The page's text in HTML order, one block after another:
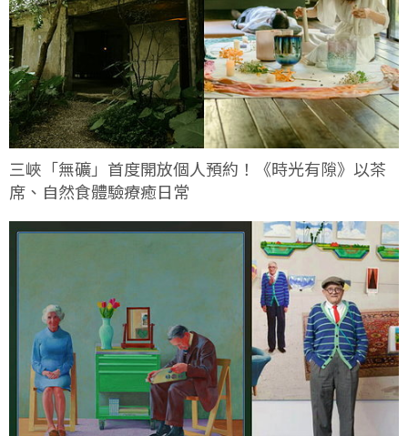
三峽「無礦」首度開放個人預約！《時光有隙》以茶
席、自然食體驗療癒日常